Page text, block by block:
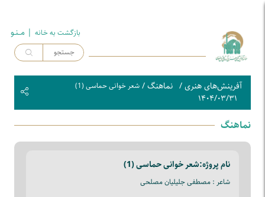
بازگشت به خـانه | مــنـو
آفرینش‌های هنری/ نماهنگ/ شعر خوانی حماسی (1)
۱۴۰۴/۰۳/۳۱
نماهنگ
نام پروژه:شعر خوانی حماسی (1)
شاعر : مصطفی جلیلیان مصلحی